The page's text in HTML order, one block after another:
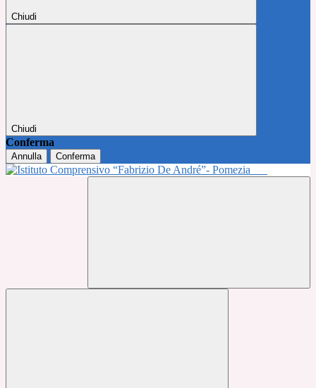
Chiudi
Chiudi
Conferma
Annulla Conferma